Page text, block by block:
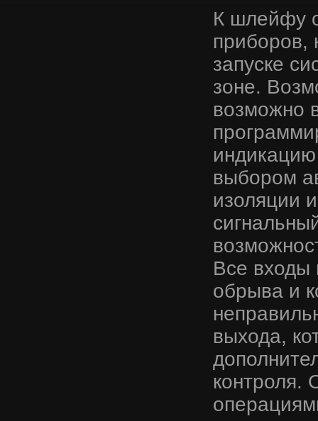
К шлейфу
приборов,
запуске
зоне.
возможно
выбором
изоляции
Все входы
обрыва и
выхода,
контроля.